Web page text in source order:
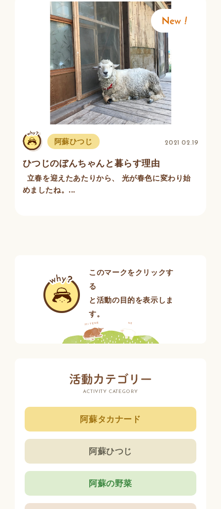
阿蘇ひつじ 2021 02.19
ひつじのぼんちゃんと暮らす理由
立春を迎えたあたりから、 光が春色に変わり始
めましたね。...
このマークをクリックす
る
と活動の目的を表示しま
す。
ACTIVITY CATEGORY
阿蘇タカナード
阿蘇ひつじ
阿蘇の野菜